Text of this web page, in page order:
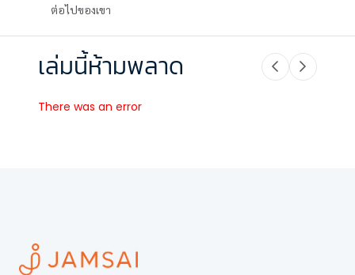
ต่อไปของเขา
เล่มนี้ห้ามพลาด
There was an error